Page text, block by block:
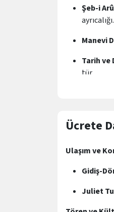
Şeb-i
Manevi
Tarih ve
tür.
Ücrete
Ulaşım ve
Gidiş-
Juliet